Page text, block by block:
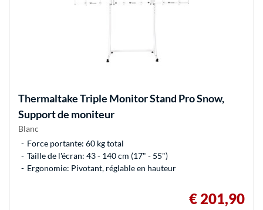
ThermaltakeTriple Monitor Stand Pro Snow,
Support de moniteur
Blanc
Force portante: 60 kg total
Taille de l'écran: 43 - 140 cm (17" - 55")
Ergonomie: Pivotant, réglable en hauteur
€ 201,90